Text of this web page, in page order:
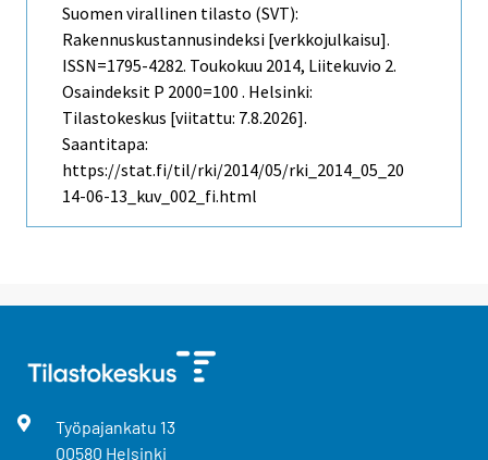
Suomen virallinen tilasto (SVT):
Rakennuskustannusindeksi [verkkojulkaisu].
ISSN=1795-4282. Toukokuu 2014, Liitekuvio 2.
Osaindeksit P 2000=100 . Helsinki:
Tilastokeskus [viitattu: 7.8.2026].
Saantitapa:
https://stat.fi/til/rki/2014/05/rki_2014_05_20
14-06-13_kuv_002_fi.html
Työpajankatu 13
00580 Helsinki